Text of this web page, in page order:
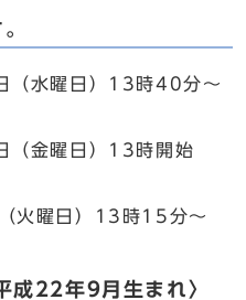
（水曜日）13時40分～
（金曜日）13時開始
火曜日）13時15分～
成22年9月生まれ〉